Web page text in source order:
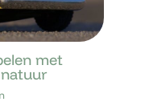
met